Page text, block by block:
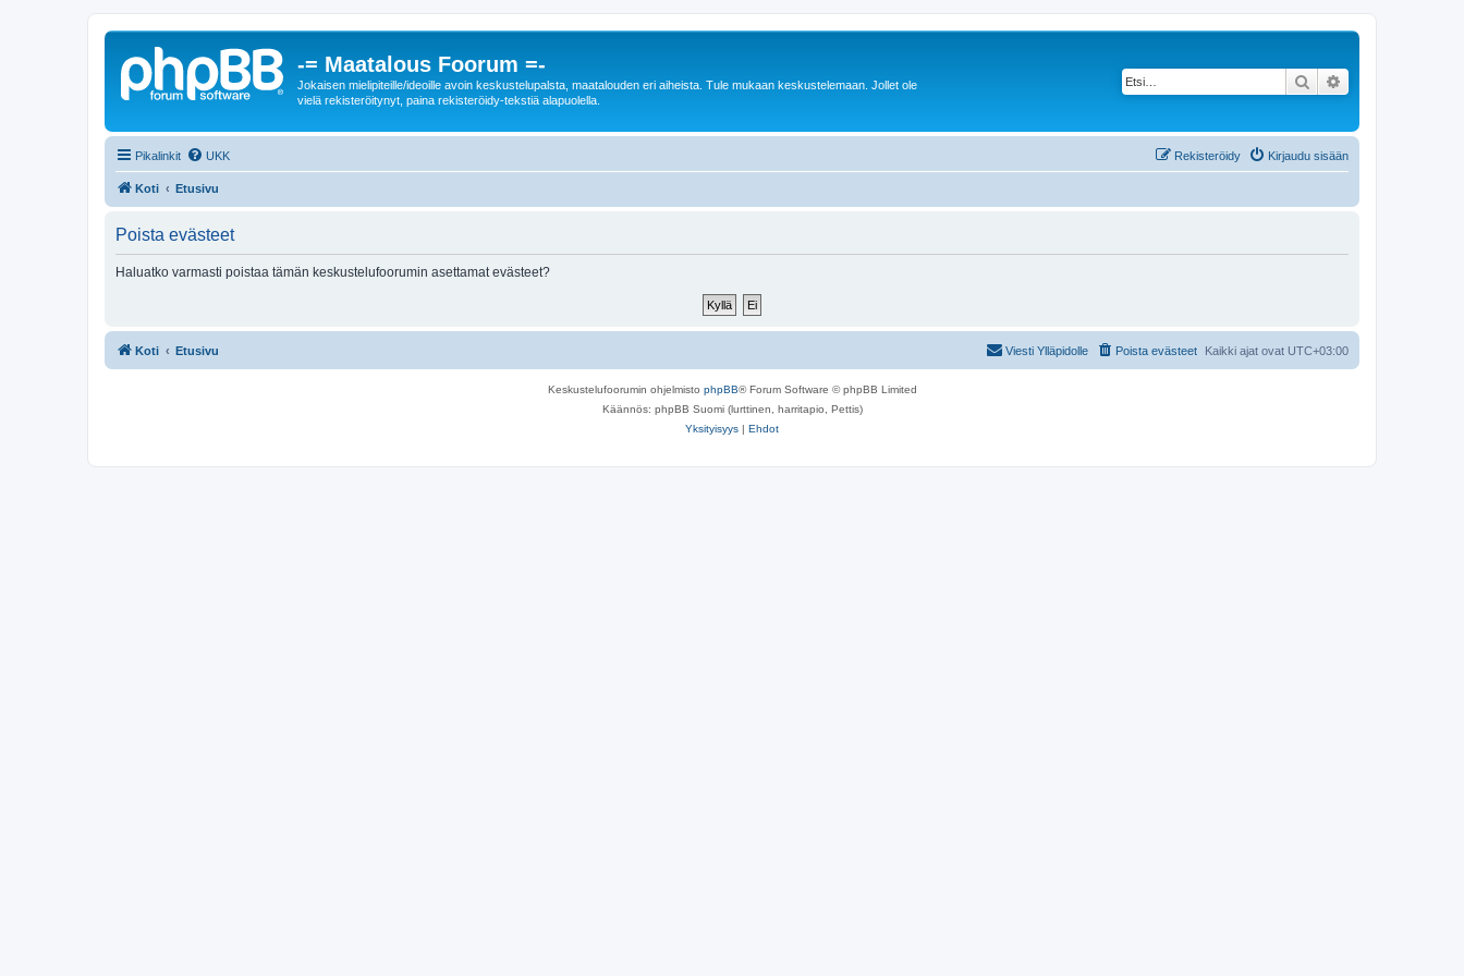
-= Maatalous Foorum =-
Jokaisen mielipiteille/ideoille avoin keskustelupalsta, maatalouden eri aiheista. Tule mukaan keskustelemaan. Jollet ole
vielä rekisteröitynyt, paina rekisteröidy-tekstiä alapuolella.
Etsi
Pikalinkit UKK Kirjaudu sisään
Rekisteröidy
Koti Etusivu
Poista evästeet
Haluatko varmasti poistaa tämän keskustelufoorumin asettamat evästeet?
Koti Etusivu Kaikki ajat ovat UTC+03:00
Poista evästeet
Viesti Ylläpidolle
Keskustelufoorumin ohjelmisto phpBB® Forum Software © phpBB Limited
Käännös: phpBB Suomi (lurttinen, harritapio, Pettis)
Yksityisyys | Ehdot